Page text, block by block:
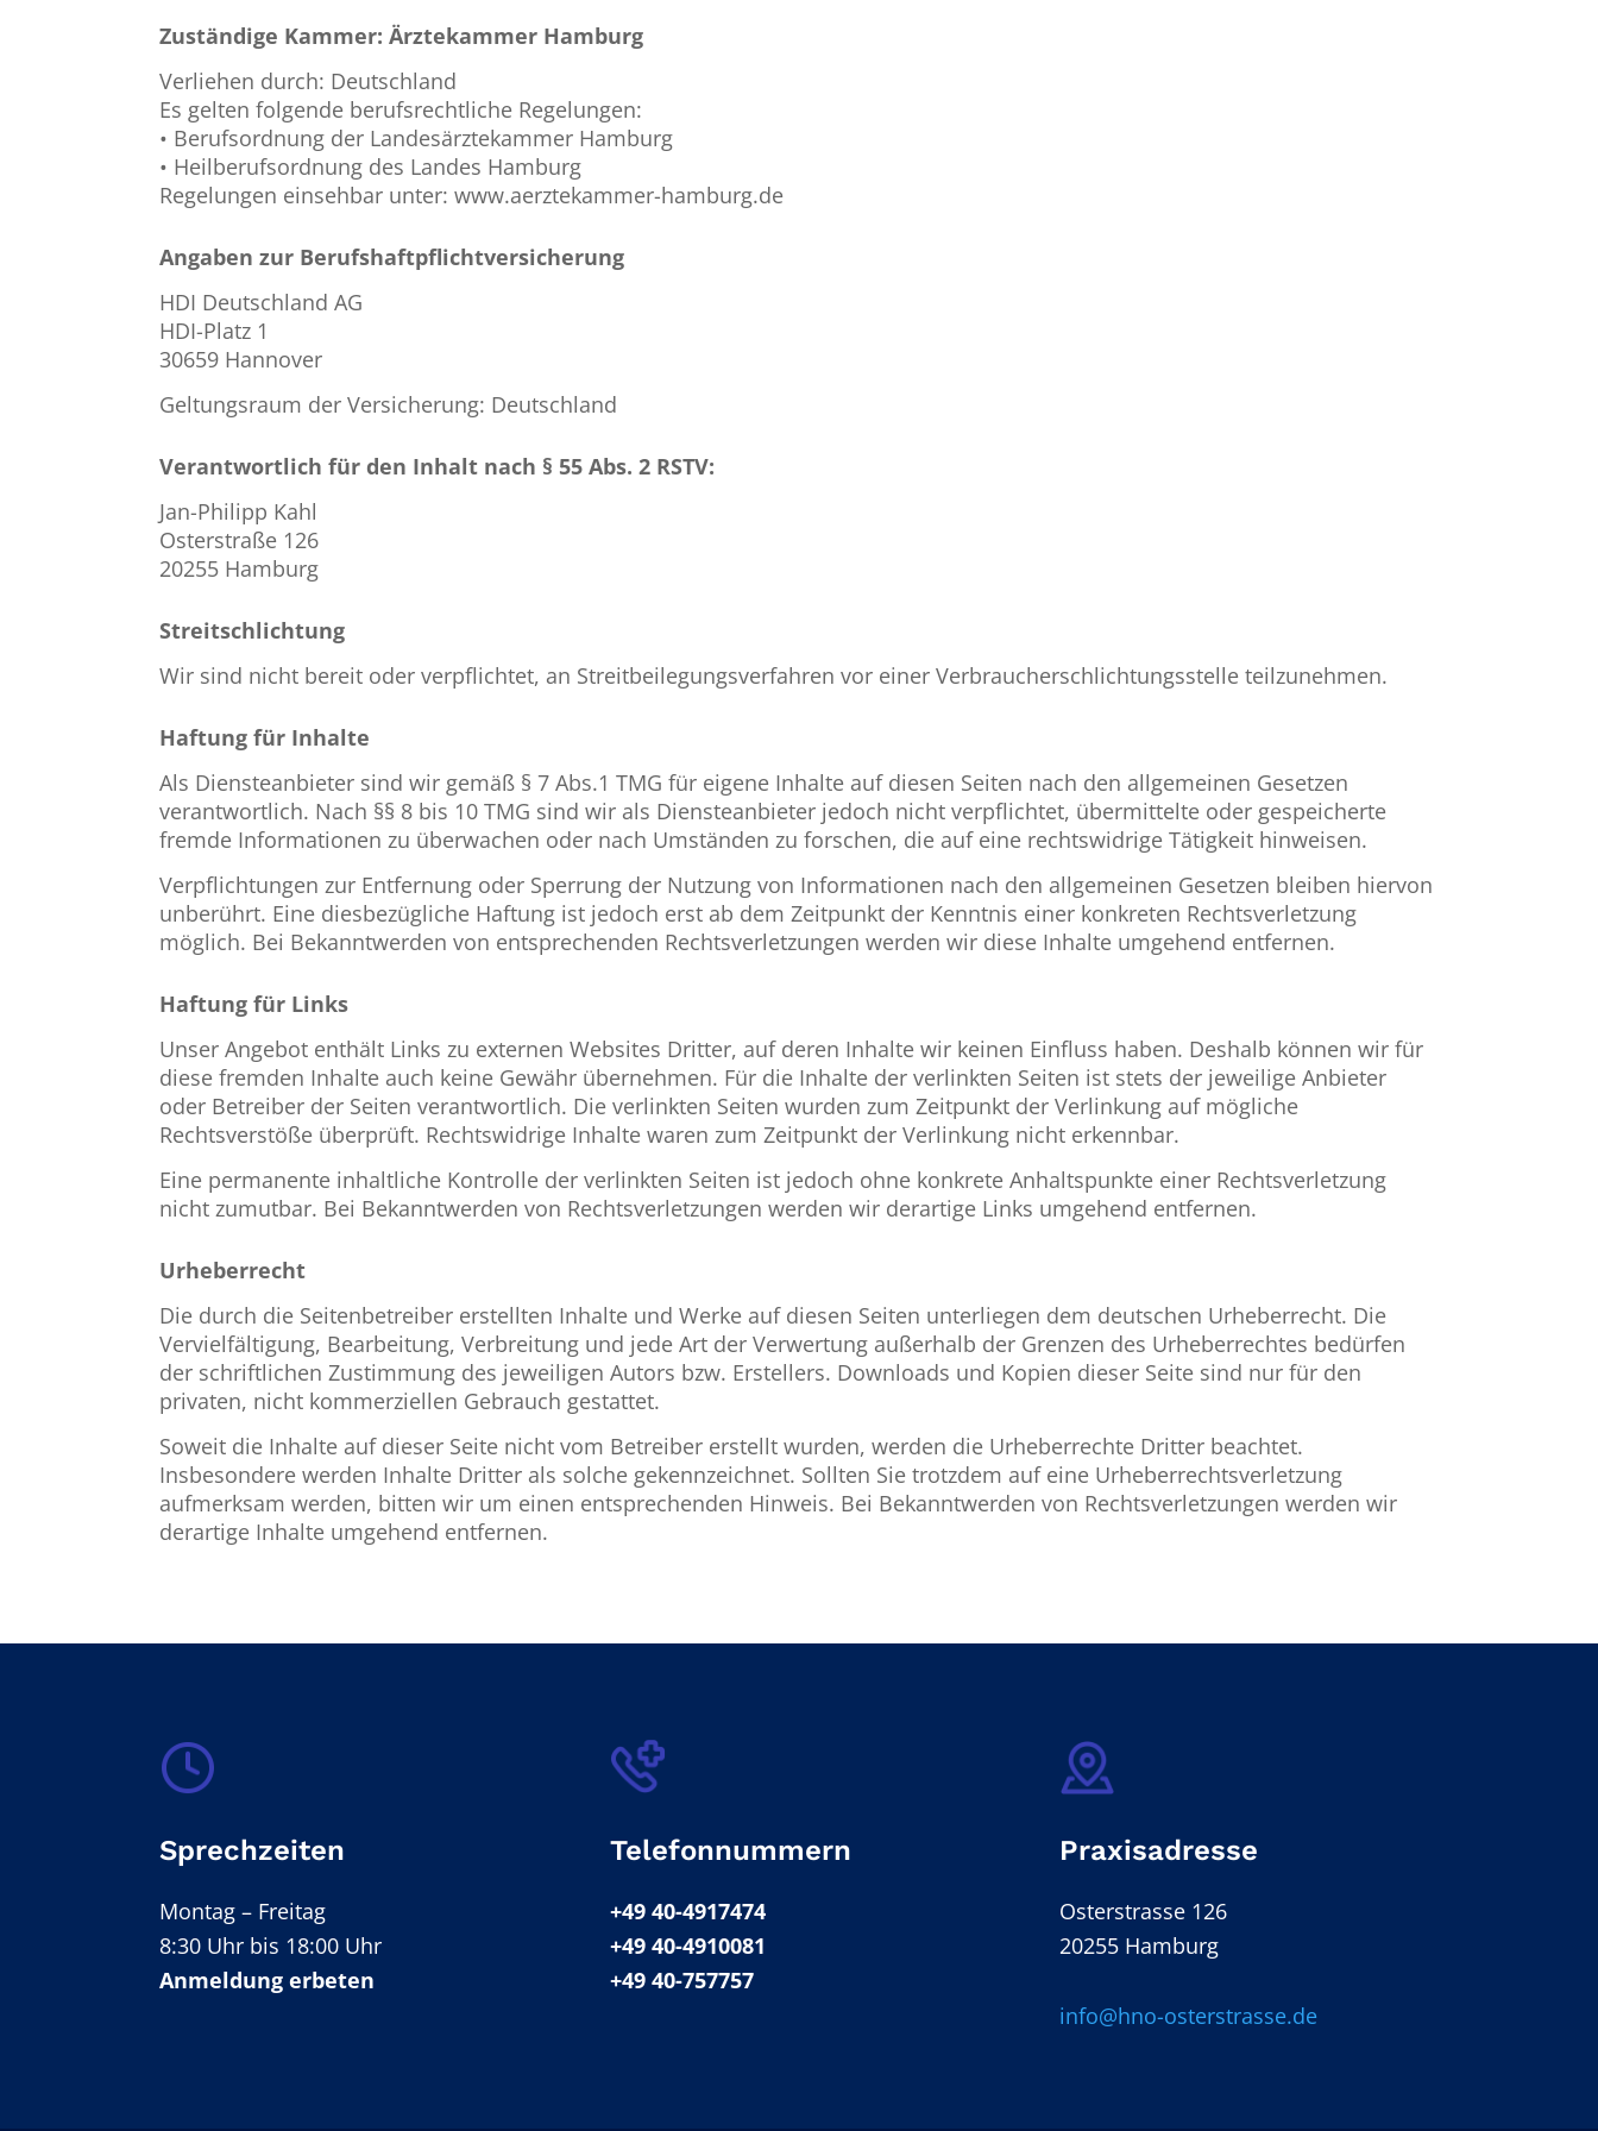
Zuständige Kammer: Ärztekammer Hamburg
Verliehen durch: Deutschland
Es gelten folgende berufsrechtliche Regelungen:
• Berufsordnung der Landesärztekammer Hamburg
• Heilberufsordnung des Landes Hamburg
Regelungen einsehbar unter: www.aerztekammer-hamburg.de
Angaben zur Berufshaftpflichtversicherung
HDI Deutschland AG
HDI-Platz 1
30659 Hannover
Geltungsraum der Versicherung: Deutschland
Verantwortlich für den Inhalt nach § 55 Abs. 2 RSTV:
Jan-Philipp Kahl
Osterstraße 126
20255 Hamburg
Streitschlichtung
Wir sind nicht bereit oder verpflichtet, an Streitbeilegungsverfahren vor einer Verbraucherschlichtungsstelle teilzunehmen.
Haftung für Inhalte
Als Diensteanbieter sind wir gemäß § 7 Abs.1 TMG für eigene Inhalte auf diesen Seiten nach den allgemeinen Gesetzen
verantwortlich. Nach §§ 8 bis 10 TMG sind wir als Diensteanbieter jedoch nicht verpflichtet, übermittelte oder gespeicherte
fremde Informationen zu überwachen oder nach Umständen zu forschen, die auf eine rechtswidrige Tätigkeit hinweisen.
Verpflichtungen zur Entfernung oder Sperrung der Nutzung von Informationen nach den allgemeinen Gesetzen bleiben hiervon
unberührt. Eine diesbezügliche Haftung ist jedoch erst ab dem Zeitpunkt der Kenntnis einer konkreten Rechtsverletzung
möglich. Bei Bekanntwerden von entsprechenden Rechtsverletzungen werden wir diese Inhalte umgehend entfernen.
Haftung für Links
Unser Angebot enthält Links zu externen Websites Dritter, auf deren Inhalte wir keinen Einfluss haben. Deshalb können wir für
diese fremden Inhalte auch keine Gewähr übernehmen. Für die Inhalte der verlinkten Seiten ist stets der jeweilige Anbieter
oder Betreiber der Seiten verantwortlich. Die verlinkten Seiten wurden zum Zeitpunkt der Verlinkung auf mögliche
Rechtsverstöße überprüft. Rechtswidrige Inhalte waren zum Zeitpunkt der Verlinkung nicht erkennbar.
Eine permanente inhaltliche Kontrolle der verlinkten Seiten ist jedoch ohne konkrete Anhaltspunkte einer Rechtsverletzung
nicht zumutbar. Bei Bekanntwerden von Rechtsverletzungen werden wir derartige Links umgehend entfernen.
Urheberrecht
Die durch die Seitenbetreiber erstellten Inhalte und Werke auf diesen Seiten unterliegen dem deutschen Urheberrecht. Die
Vervielfältigung, Bearbeitung, Verbreitung und jede Art der Verwertung außerhalb der Grenzen des Urheberrechtes bedürfen
der schriftlichen Zustimmung des jeweiligen Autors bzw. Erstellers. Downloads und Kopien dieser Seite sind nur für den
privaten, nicht kommerziellen Gebrauch gestattet.
Soweit die Inhalte auf dieser Seite nicht vom Betreiber erstellt wurden, werden die Urheberrechte Dritter beachtet.
Insbesondere werden Inhalte Dritter als solche gekennzeichnet. Sollten Sie trotzdem auf eine Urheberrechtsverletzung
aufmerksam werden, bitten wir um einen entsprechenden Hinweis. Bei Bekanntwerden von Rechtsverletzungen werden wir
derartige Inhalte umgehend entfernen.
Sprechzeiten
Montag – Freitag
8:30 Uhr bis 18:00 Uhr
Anmeldung erbeten
Telefonnummern
+49 40-4917474
+49 40-4910081
+49 40-757757
Praxisadresse
Osterstrasse 126
20255 Hamburg
info@hno-osterstrasse.de